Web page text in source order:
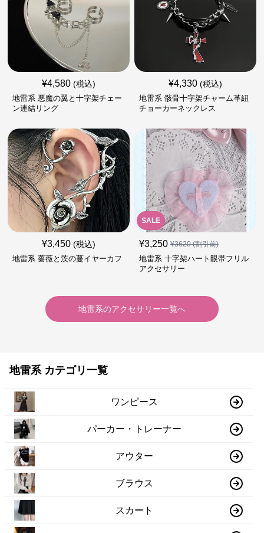
¥4,580 (税込)
地雷系 悪魔の翼と十字架チェー
ン連結リング
¥4,330 (税込)
地雷系 骸骨十字架チャーム革紐
チョーカーネックレス
¥3,450 (税込)
地雷系 薔薇と茨の蔓イヤーカフ
SALE
¥3,250 ¥3620(割引前)
地雷系 十字架ハート眼帯フリル
アクセサリー
地雷系のアクセサリー一覧へ
地雷系 カテゴリ一覧
ワンピース
パーカー・トレーナー
アウター
ブラウス
スカート